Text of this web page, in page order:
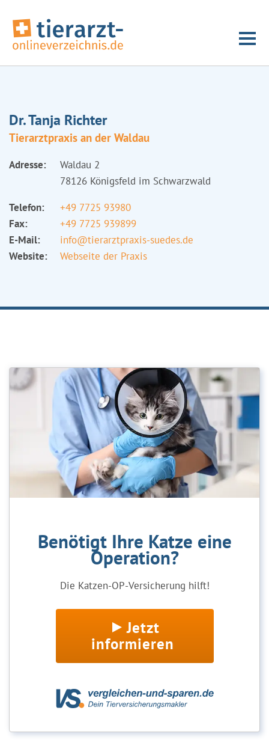
Dr. Tanja Richter
Tierarztpraxis an der Waldau
Adresse:
Waldau 2
78126 Königsfeld im Schwarzwald
Telefon:
+49 7725 93980
Fax:
+49 7725 939899
E-Mail:
info@tierarztpraxis-suedes.de
Website:
Webseite der Praxis
Benötigt Ihre Katze eine
Operation?
Die Katzen-OP-Versicherung hilft!
Jetzt
informieren